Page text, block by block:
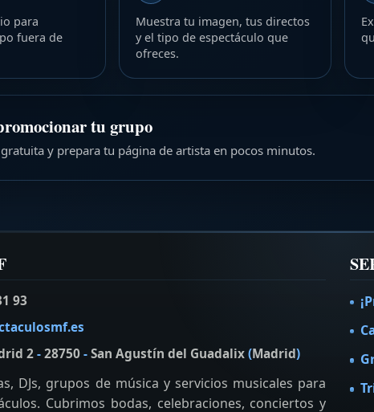
para
fuera de
Muestra tu imagen, tus directos
y el tipo de espectáculo que
ofreces.
tu grupo
y prepara tu página de artista en pocos minutos.
93
2-28750-San Agustín del Guadalix(Madrid)
DJs, grupos de música y servicios musicales para
Cubrimos bodas, celebraciones, conciertos y